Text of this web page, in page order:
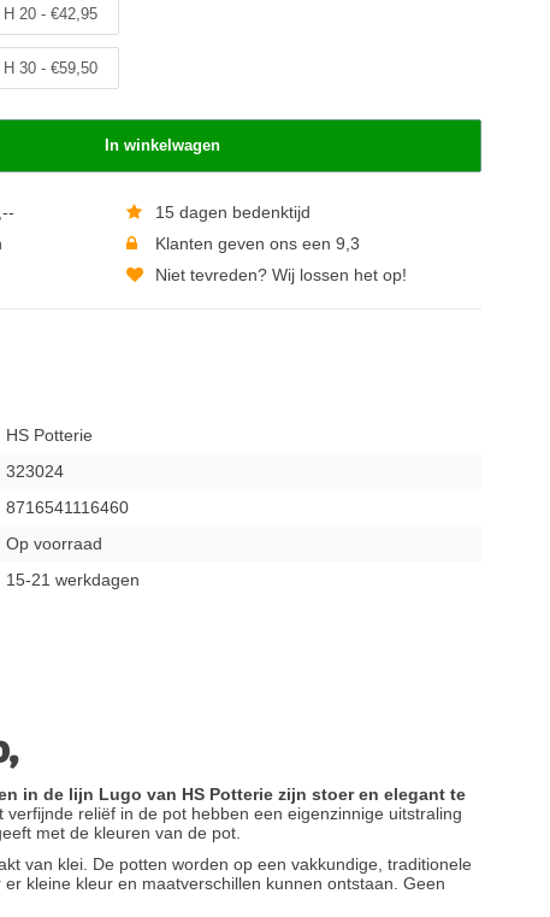
20 - €42,95
30 - €59,50
In winkelwagen
15 dagen bedenktijd
Klanten geven ons een 9,3
Niet tevreden? Wij lossen het op!
HS Potterie
323024
8716541116460
Op voorraad
15-21 werkdagen
in de lijn Lugo van HS Potterie zijn stoer en elegant te
verfijnde reliëf in de pot hebben een eigenzinnige uitstraling
met de kleuren van de pot.
van klei. De potten worden op een vakkundige, traditionele
kleine kleur en maatverschillen kunnen ontstaan. Geen